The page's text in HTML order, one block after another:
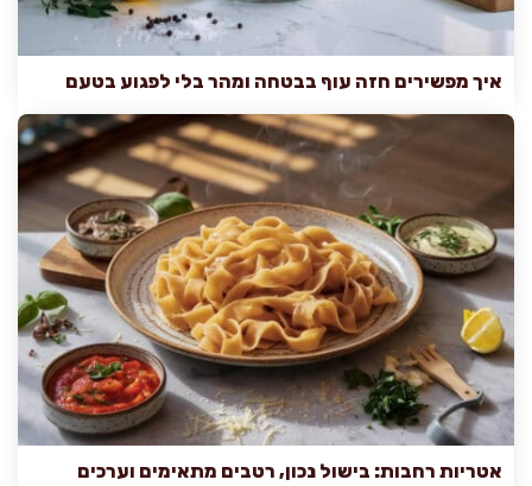
איך מפשירים חזה עוף בבטחה ומהר בלי לפגוע בטעם
אטריות רחבות: בישול נכון, רטבים מתאימים וערכים